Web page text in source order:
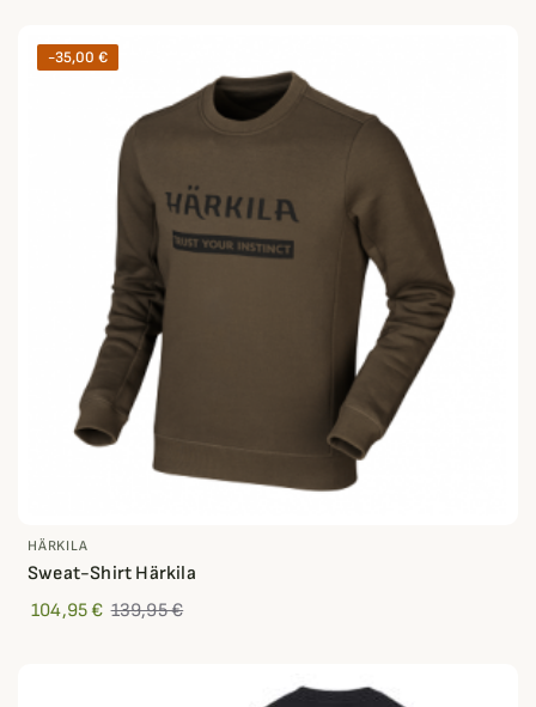
-35,00 €
HÄRKILA
Sweat-Shirt Härkila
104,95 € 139,95 €